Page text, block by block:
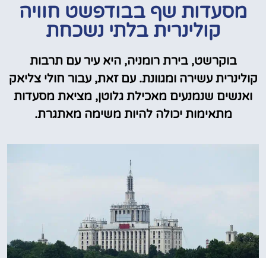
מסעדות שף בבודפשט חוויה
קולינרית בלתי נשכחת
בוקרשט, בירת רומניה, היא עיר עם תרבות
קולינרית עשירה ומגוונת. עם זאת, עבור חולי צליאק
ואנשים שנמנעים מאכילת גלוטן, מציאת מסעדות
מתאימות יכולה להיות משימה מאתגרת.